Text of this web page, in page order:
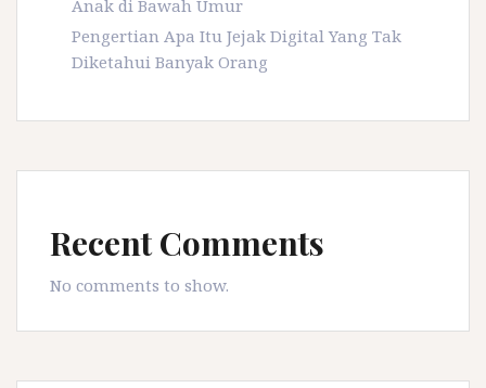
Anak di Bawah Umur
Pengertian Apa Itu Jejak Digital Yang Tak
Diketahui Banyak Orang
Recent Comments
No comments to show.